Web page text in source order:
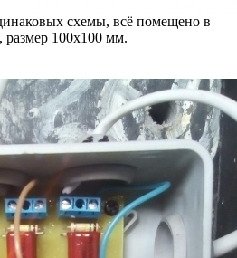
схемы, всё помещено в
размер 100х100 мм.